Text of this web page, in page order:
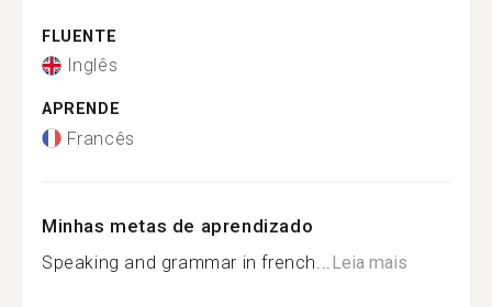
FLUENTE
Inglês
APRENDE
Francês
Minhas metas de aprendizado
Speaking and grammar in french... Leia mais